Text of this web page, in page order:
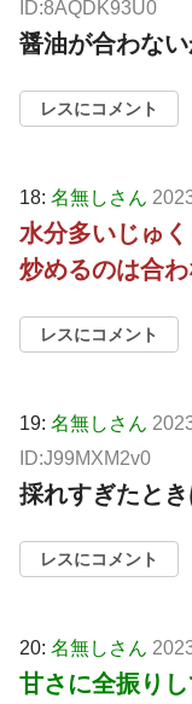
ID:8AQDK93U0
醤油が合わな
レスにコメント
18: 名無しさん
水分多いじゅ
炒めるのは合
レスにコメント
19: 名無しさん
ID:J99MXM2v0
採れすぎたと
レスにコメント
20: 名無しさん
甘さに全振り